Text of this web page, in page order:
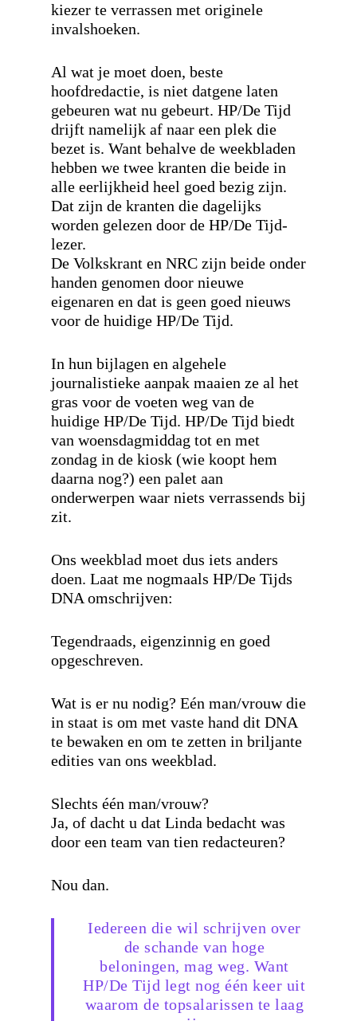
kiezer te verrassen met originele
invalshoeken.
Al wat je moet doen, beste
hoofdredactie, is niet datgene laten
gebeuren wat nu gebeurt. HP/De Tijd
drijft namelijk af naar een plek die
bezet is. Want behalve de weekbladen
hebben we twee kranten die beide in
alle eerlijkheid heel goed bezig zijn.
Dat zijn de kranten die dagelijks
worden gelezen door de HP/De Tijd-
lezer.
De Volkskrant en NRC zijn beide onder
handen genomen door nieuwe
eigenaren en dat is geen goed nieuws
voor de huidige HP/De Tijd.
In hun bijlagen en algehele
journalistieke aanpak maaien ze al het
gras voor de voeten weg van de
huidige HP/De Tijd. HP/De Tijd biedt
van woensdagmiddag tot en met
zondag in de kiosk (wie koopt hem
daarna nog?) een palet aan
onderwerpen waar niets verrassends bij
zit.
Ons weekblad moet dus iets anders
doen. Laat me nogmaals HP/De Tijds
DNA omschrijven:
Tegendraads, eigenzinnig en goed
opgeschreven.
Wat is er nu nodig? Eén man/vrouw die
in staat is om met vaste hand dit DNA
te bewaken en om te zetten in briljante
edities van ons weekblad.
Slechts één man/vrouw?
Ja, of dacht u dat Linda bedacht was
door een team van tien redacteuren?
Nou dan.
Iedereen die wil schrijven over
de schande van hoge
beloningen, mag weg. Want
HP/De Tijd legt nog één keer uit
waarom de topsalarissen te laag